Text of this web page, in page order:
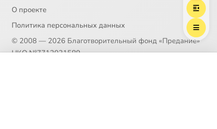
О проекте
Политика персональных данных
© 2008 — 2026 Благотворительный фонд «Предание»
НКО №7712031589